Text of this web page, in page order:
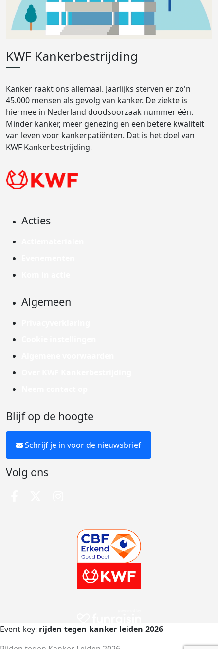
KWF Kankerbestrijding
Kanker raakt ons allemaal. Jaarlijks sterven er zo'n
45.000 mensen als gevolg van kanker. De ziekte is
hiermee in Nederland doodsoorzaak nummer één.
Minder kanker, meer genezing en een betere kwaliteit
van leven voor kankerpatiënten. Dat is het doel van
KWF Kankerbestrijding.
Acties
Algemeen
Blijf op de hoogte
Schrijf je in voor de nieuwsbrief
Volg ons
Event key: rijden-tegen-kanker-leiden-2026